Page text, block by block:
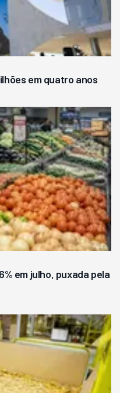
em quatro anos
em julho, puxada pela